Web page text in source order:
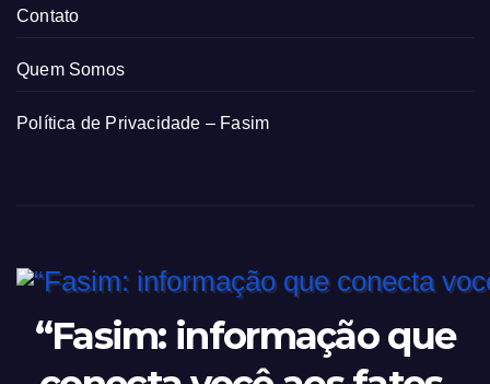
Contato
Quem Somos
Política de Privacidade – Fasim
“Fasim: informação que